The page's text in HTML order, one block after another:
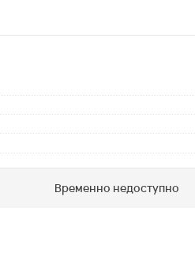
Временно недоступно